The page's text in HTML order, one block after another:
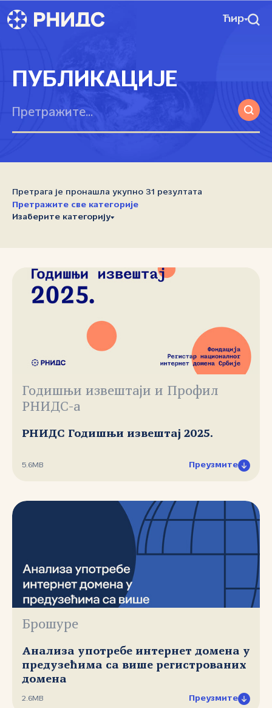
Ћир
ПУБЛИКАЦИЈЕ
Претрага је пронашла укупно 31 резултата
Претражите све категорије
Изаберите категорију
Годишњи извештаји и Профил
РНИДС-а
РНИДС Годишњи извештај 2025.
5.6MB Преузмите
Брошуре
Анализа употребе интернет домена у
предузећима са више регистрованих
домена
2.6MB Преузмите